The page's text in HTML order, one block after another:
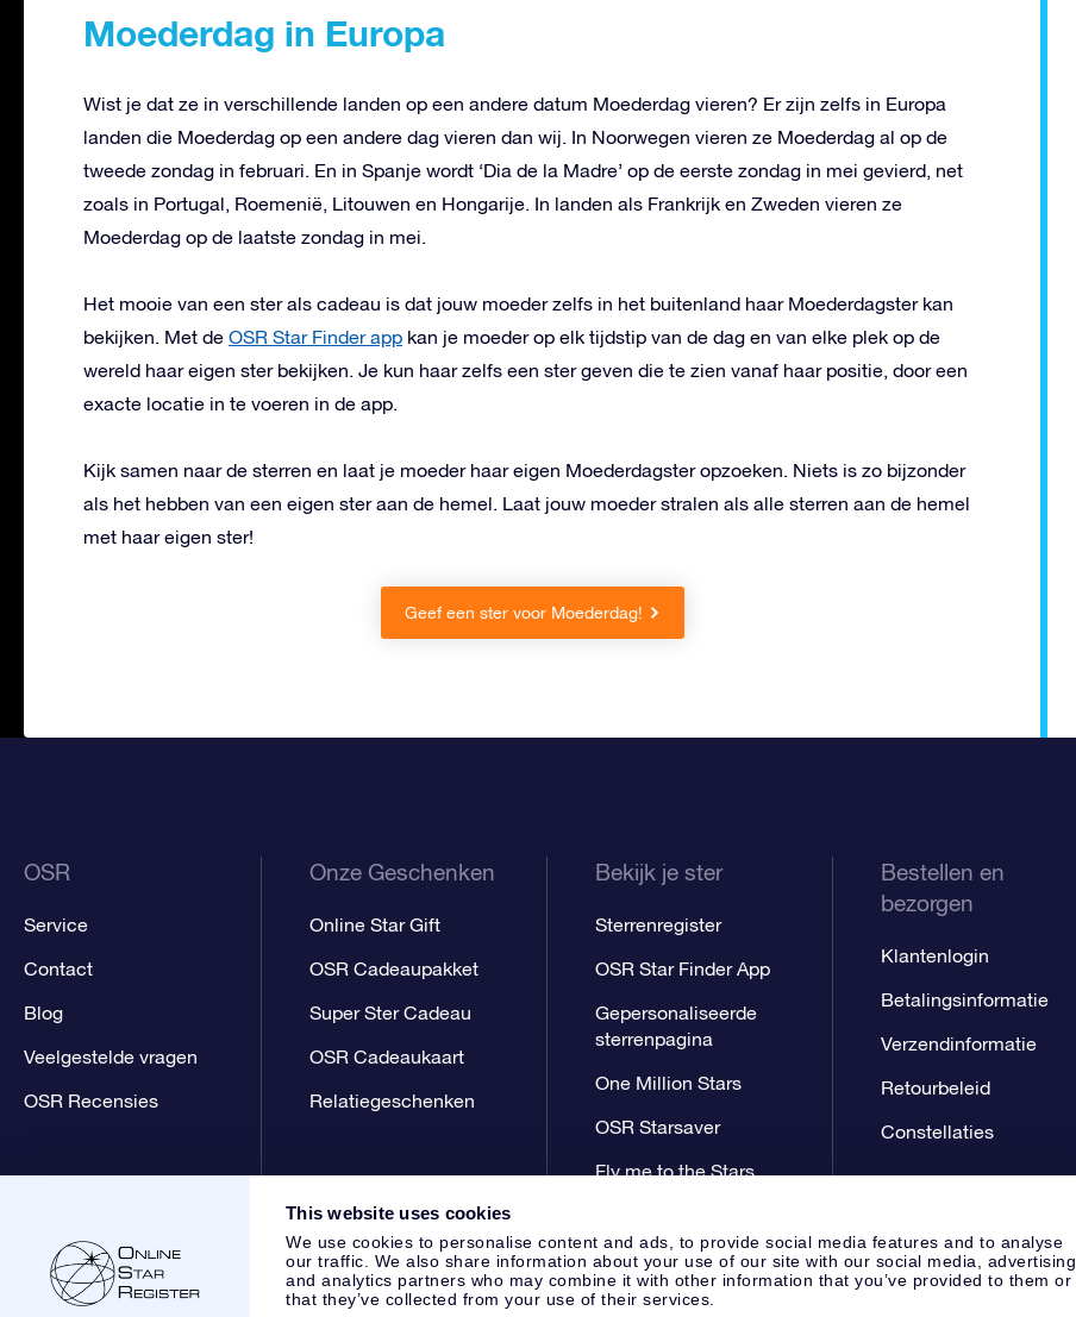
This website uses cookies
We use cookies to personalise content and ads, to provide social media features and to analyse
our traffic. We also share information about your use of our site with our social media, advertising
and analytics partners who may combine it with other information that you’ve provided to them or
that they’ve collected from your use of their services.
Moederdag in Europa
Wist je dat ze in verschillende landen op een andere datum Moederdag vieren? Er zijn zelfs in Europa
landen die Moederdag op een andere dag vieren dan wij. In Noorwegen vieren ze Moederdag al op de
tweede zondag in februari. En in Spanje wordt ‘Dia de la Madre’ op de eerste zondag in mei gevierd, net
zoals in Portugal, Roemenië, Litouwen en Hongarije. In landen als Frankrijk en Zweden vieren ze
Moederdag op de laatste zondag in mei.
Het mooie van een ster als cadeau is dat jouw moeder zelfs in het buitenland haar Moederdagster kan
bekijken. Met de OSR Star Finder app kan je moeder op elk tijdstip van de dag en van elke plek op de
wereld haar eigen ster bekijken. Je kun haar zelfs een ster geven die te zien vanaf haar positie, door een
exacte locatie in te voeren in de app.
Kijk samen naar de sterren en laat je moeder haar eigen Moederdagster opzoeken. Niets is zo bijzonder
als het hebben van een eigen ster aan de hemel. Laat jouw moeder stralen als alle sterren aan de hemel
met haar eigen ster!
Geef een ster voor Moederdag!
OSR
Service
Contact
Blog
Veelgestelde vragen
OSR Recensies
Onze Geschenken
Online Star Gift
OSR Cadeaupakket
Super Ster Cadeau
OSR Cadeaukaart
Relatiegeschenken
Bekijk je ster
Sterrenregister
OSR Star Finder App
Gepersonaliseerde
sterrenpagina
One Million Stars
OSR Starsaver
Fly me to the Stars
Bestellen en
bezorgen
Klantenlogin
Betalingsinformatie
Verzendinformatie
Retourbeleid
Constellaties